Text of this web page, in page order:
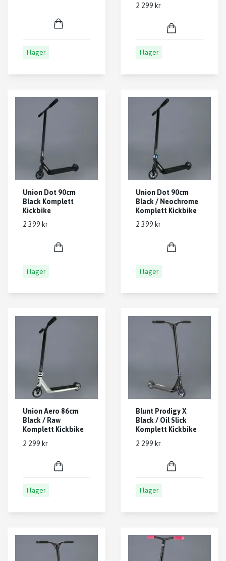
I lager
2 299 kr
I lager
Union Dot 90cm
Black Komplett
Kickbike
2 399 kr
I lager
Union Dot 90cm
Black / Neochrome
Komplett Kickbike
2 399 kr
I lager
Union Aero 86cm
Black / Raw
Komplett Kickbike
2 299 kr
I lager
Blunt Prodigy X
Black / Oil Slick
Komplett Kickbike
2 299 kr
I lager